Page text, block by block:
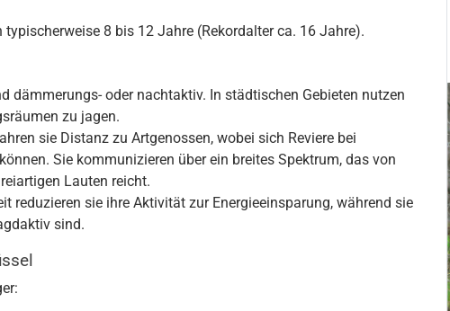
typischerweise 8 bis 12 Jahre (Rekordalter ca. 16 Jahre).
dämmerungs- oder nachtaktiv. In städtischen Gebieten nutzen
zu jagen.
sie Distanz zu Artgenossen, wobei sich Reviere bei
Sie kommunizieren über ein breites Spektrum, das von
Lauten reicht.
reduzieren sie ihre Aktivität zur Energieeinsparung, während sie
sind.